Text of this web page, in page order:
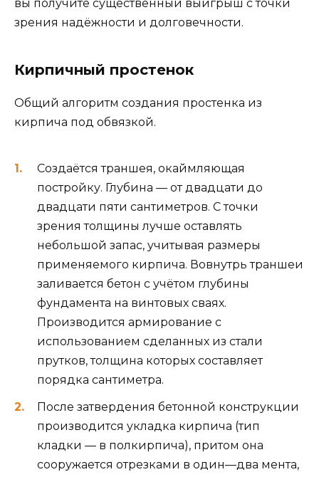
вы получите существенный выигрыш с точки
зрения надёжности и долговечности.
Кирпичный простенок
Общий алгоритм создания простенка из
кирпича под обвязкой.
Создаётся траншея, окаймляющая
постройку. Глубина — от двадцати до
двадцати пяти сантиметров. С точки
зрения толщины лучше оставлять
небольшой запас, учитывая размеры
применяемого кирпича. Вовнутрь траншеи
заливается бетон с учётом глубины
фундамента на винтовых сваях.
Производится армирование с
использованием сделанных из стали
прутков, толщина которых составляет
порядка сантиметра.
После затвердения бетонной конструкции
производится укладка кирпича (тип
кладки — в полкирпича), притом она
сооружается отрезками в один—два мента,